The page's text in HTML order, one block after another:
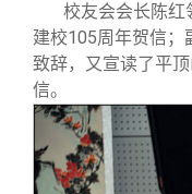
校友会会长陈红
建校105周年贺信；
致辞，又宣读了平
信。